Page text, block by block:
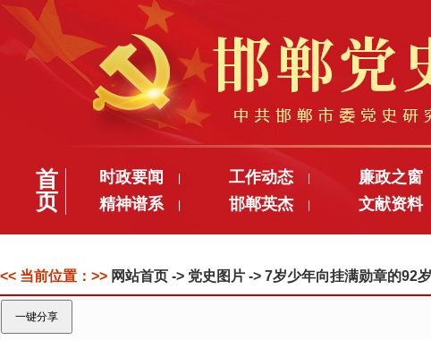
首
页
时政要闻 工作动态 廉政之窗
精神谱系 邯郸英杰 文献资料
<< 当前位置：>> 网站首页 -> 党史图片 -> 7岁少年向挂满勋章的92
一键分享